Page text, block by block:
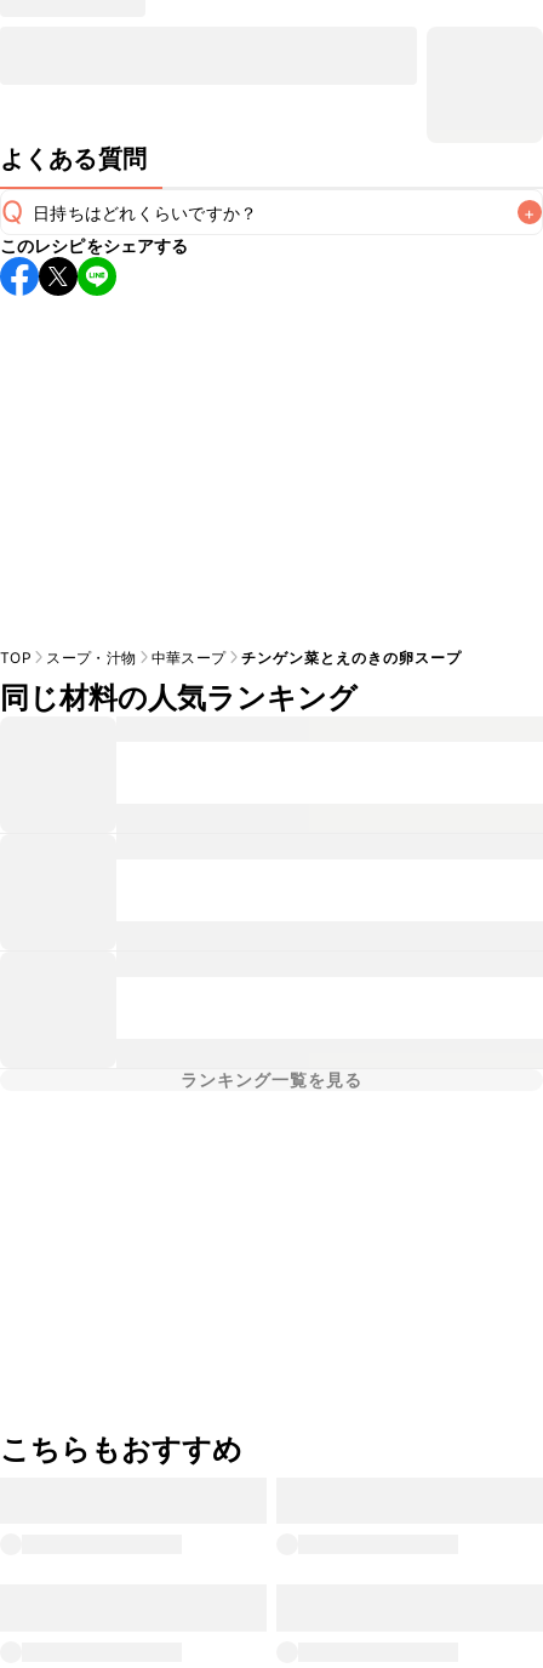
よくある質問
Q 日持ちはどれくらいですか？ +
保存期間は冷蔵で翌日中が目安です。なるべくお早めにお召
し上がりください。
このレシピをシェアする
TOP スープ・汁物 中華スープ チンゲン菜とえのきの卵スープ
同じ材料の人気ランキング
ランキング一覧を見る
こちらもおすすめ